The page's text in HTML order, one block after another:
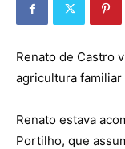
Renato de Castro
agricultura familiar
Renato estava
Portilho, que